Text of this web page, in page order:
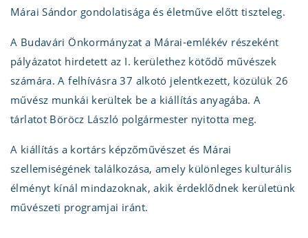
Márai Sándor gondolatisága és életműve előtt tiszteleg.
A Budavári Önkormányzat a Márai-emlékév részeként
pályázatot hirdetett az I. kerülethez kötődő művészek
számára. A felhívásra 37 alkotó jelentkezett, közülük 26
művész munkái kerültek be a kiállítás anyagába. A
tárlatot Böröcz László polgármester nyitotta meg.
A kiállítás a kortárs képzőművészet és Márai
szellemiségének találkozása, amely különleges kulturális
élményt kínál mindazoknak, akik érdeklődnek kerületünk
művészeti programjai iránt.